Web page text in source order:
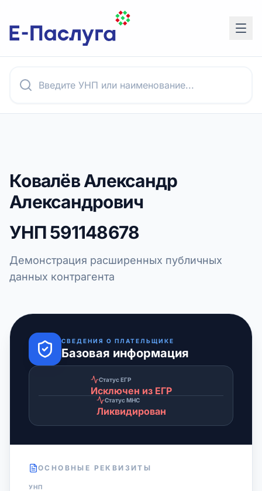
Ковалёв Александр
Александрович
УНП591148678
Демонстрация расширенных публичных
данных контрагента
СВЕДЕНИЯ О ПЛАТЕЛЬЩИКЕ
Базовая информация
Статус ЕГР
Исключен из ЕГР
Статус МНС
Ликвидирован
ОСНОВНЫЕ РЕКВИЗИТЫ
УНП